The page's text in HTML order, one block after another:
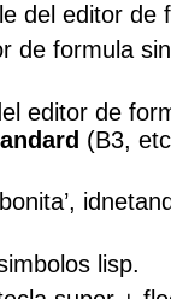
del editor de
de formula
editor de
(B3,
lisp.